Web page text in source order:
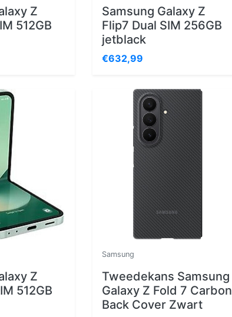
Z
512GB
Samsung Galaxy Z
Flip7 Dual SIM 256GB
jetblack
€632,99
Z
512GB
Samsung
Tweedekans Samsung
Galaxy Z Fold 7 Carbon
Back Cover Zwart